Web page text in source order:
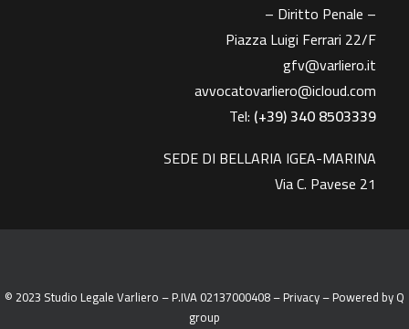
– Diritto Penale –
Piazza Luigi Ferrari 22/F
gfv@varliero.it
avvocatovarliero@icloud.com
Tel: (+39) 340 8503339
SEDE DI BELLARIA IGEA-MARINA
Via C. Pavese 21
© 2023 Studio Legale Varliero – P.IVA 02137000408 –Privacy– Powered byQ
group